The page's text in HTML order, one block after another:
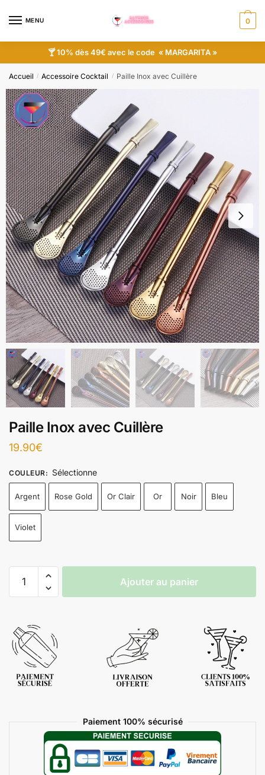
MENU 0
🍸 10% dès 49€ avec le code « MARGARITA »
Accueil / Accessoire Cocktail / Paille Inox avec Cuillère
Paille Inox avec Cuillère
19.90€
COULEUR: Sélectionne
Argent Rose Gold Or Clair Or Noir Bleu
Violet
Ajouter au panier
Paiement 100% sécurisé